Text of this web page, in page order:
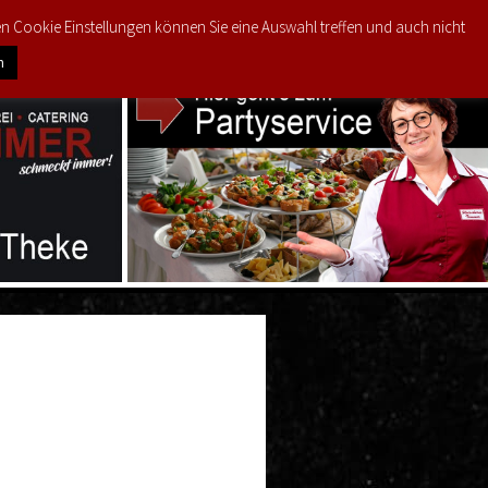
MEIN KONTO €0,00 0
Cookie Einstellungen können Sie eine Auswahl treffen und auch nicht